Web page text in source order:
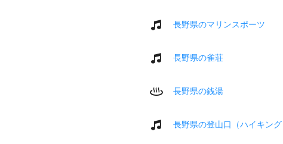
長野県のマリンスポーツ
長野県の雀荘
長野県の銭湯
長野県の登山口（ハイキン